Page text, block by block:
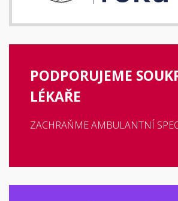
PODPORUJEME
LÉKAŘE
ZACHRAŇME AMBULANTNÍ